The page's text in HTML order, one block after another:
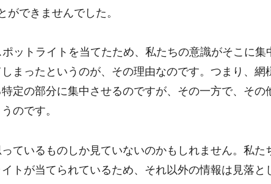
できませんでした。
ットライトを当てたため、私たちの意識がそこに集
まったというのが、その理由なのです。つまり、網
定の部分に集中させるのですが、その一方で、その
のです。
ているものしか見ていないのかもしれません。私た
トが当てられているため、それ以外の情報は見落と